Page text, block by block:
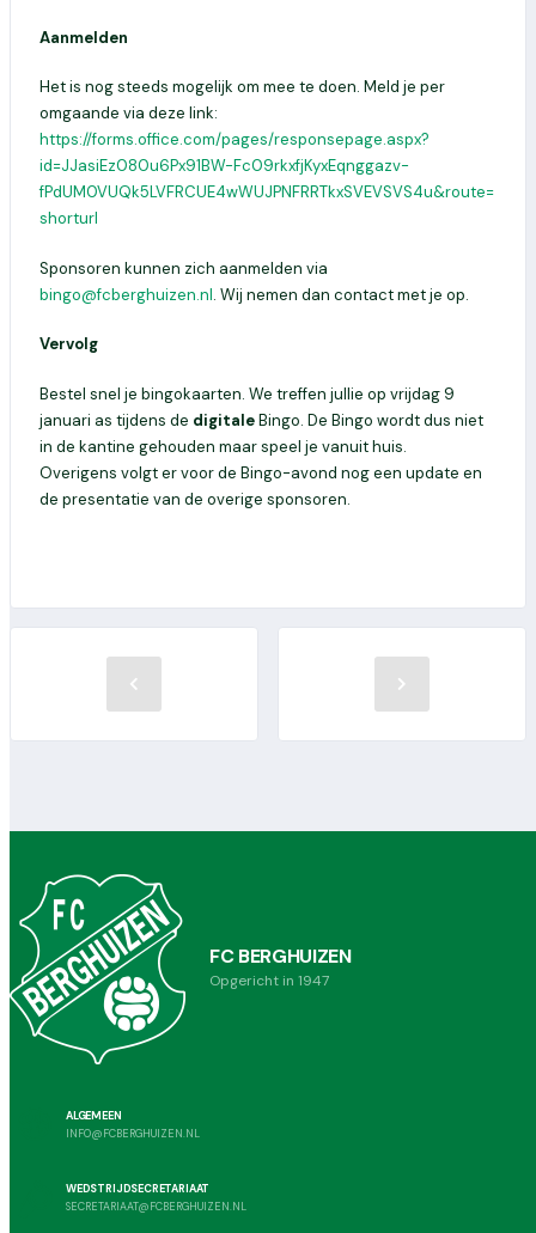
Aanmelden
Het is nog steeds mogelijk om mee te doen. Meld je per
omgaande via deze link:
https://forms.office.com/pages/responsepage.aspx?
id=JJasiEz080u6Px91BW-Fc09rkxfjKyxEqnggazv-
fPdUM0VUQk5LVFRCUE4wWUJPNFRRTkxSVEVSVS4u&route=
shorturl
Sponsoren kunnen zich aanmelden via
bingo@fcberghuizen.nl. Wij nemen dan contact met je op.
Vervolg
Bestel snel je bingokaarten. We treffen jullie op vrijdag 9
januari as tijdens de digitaleBingo. De Bingo wordt dus niet
in de kantine gehouden maar speel je vanuit huis.
Overigens volgt er voor de Bingo-avond nog een update en
de presentatie van de overige sponsoren.
FC BERGHUIZEN
Opgericht in 1947
ALGEMEEN
INFO@FCBERGHUIZEN.NL
WEDSTRIJDSECRETARIAAT
SECRETARIAAT@FCBERGHUIZEN.NL